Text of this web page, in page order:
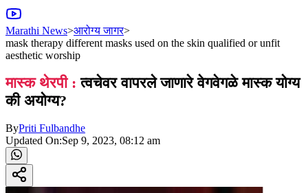
Marathi News>आरोग्य जागर>
mask therapy different masks used on the skin qualified or unfit
aesthetic worship
मास्क थेरपी : त्वचेवर वापरले जाणारे वेगवेगळे मास्क योग्य
की अयोग्य?
ByPriti Fulbandhe
Updated On:Sep 9, 2023, 08:12 am